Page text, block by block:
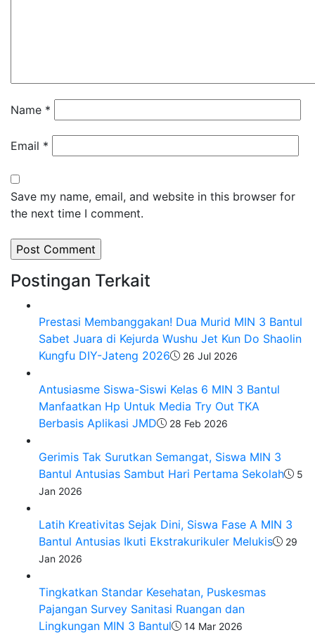
Name *
Email *
Save my name, email, and website in this browser for
the next time I comment.
Postingan Terkait
Prestasi Membanggakan! Dua Murid MIN 3 Bantul
Sabet Juara di Kejurda Wushu Jet Kun Do Shaolin
Kungfu DIY-Jateng 2026
26 Jul 2026
Antusiasme Siswa-Siswi Kelas 6 MIN 3 Bantul
Manfaatkan Hp Untuk Media Try Out TKA
Berbasis Aplikasi JMD
28 Feb 2026
Gerimis Tak Surutkan Semangat, Siswa MIN 3
Bantul Antusias Sambut Hari Pertama Sekolah
5
Jan 2026
Latih Kreativitas Sejak Dini, Siswa Fase A MIN 3
Bantul Antusias Ikuti Ekstrakurikuler Melukis
29
Jan 2026
Tingkatkan Standar Kesehatan, Puskesmas
Pajangan Survey Sanitasi Ruangan dan
Lingkungan MIN 3 Bantul
14 Mar 2026